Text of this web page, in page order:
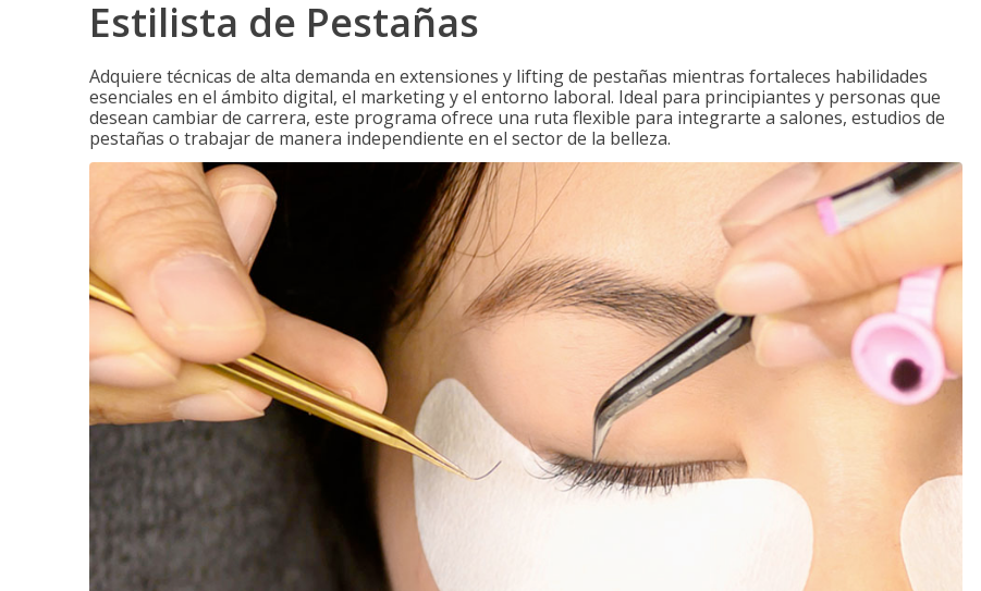
Estilista de Pestañas
Adquiere técnicas de alta demanda en extensiones y lifting de pestañas mientras fortaleces habilidades
esenciales en el ámbito digital, el marketing y el entorno laboral. Ideal para principiantes y personas que
desean cambiar de carrera, este programa ofrece una ruta flexible para integrarte a salones, estudios de
pestañas o trabajar de manera independiente en el sector de la belleza.